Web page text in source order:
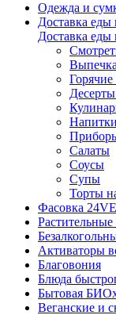
Одежда и
Доставка еды
Доставка еды
Выпечка
Салаты
Соусы
Супы
Торты
Фасовка
Растительные
Активаторы
Благовония
Блюда
Бытовая
Веганские и